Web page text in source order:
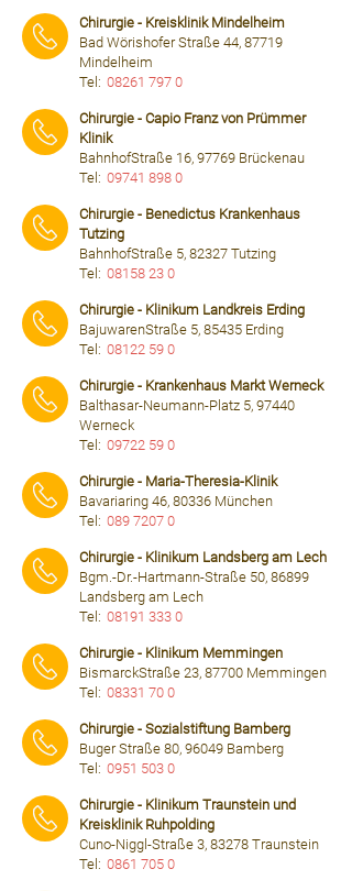
Chirurgie - Kreisklinik Mindelheim
Bad Wörishofer Straße 44, 87719
Mindelheim
Tel: 08261 797 0
Chirurgie - Capio Franz von Prümmer
Klinik
BahnhofStraße 16, 97769 Brückenau
Tel: 09741 898 0
Chirurgie - Benedictus Krankenhaus
Tutzing
BahnhofStraße 5, 82327 Tutzing
Tel: 08158 23 0
Chirurgie - Klinikum Landkreis Erding
BajuwarenStraße 5, 85435 Erding
Tel: 08122 59 0
Chirurgie - Krankenhaus Markt Werneck
Balthasar-Neumann-Platz 5, 97440
Werneck
Tel: 09722 59 0
Chirurgie - Maria-Theresia-Klinik
Bavariaring 46, 80336 München
Tel: 089 7207 0
Chirurgie - Klinikum Landsberg am Lech
Bgm.-Dr.-Hartmann-Straße 50, 86899
Landsberg am Lech
Tel: 08191 333 0
Chirurgie - Klinikum Memmingen
BismarckStraße 23, 87700 Memmingen
Tel: 08331 70 0
Chirurgie - Sozialstiftung Bamberg
Buger Straße 80, 96049 Bamberg
Tel: 0951 503 0
Chirurgie - Klinikum Traunstein und
Kreisklinik Ruhpolding
Cuno-Niggl-Straße 3, 83278 Traunstein
Tel: 0861 705 0